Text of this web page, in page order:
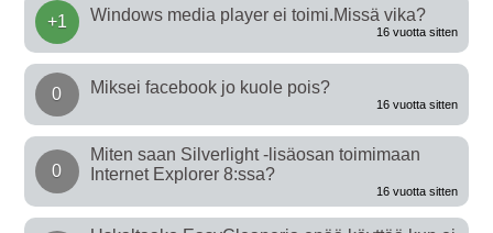
+1 Windows media player ei toimi.Missä vika?
16 vuotta sitten
0 Miksei facebook jo kuole pois?
16 vuotta sitten
0
Miten saan Silverlight -lisäosan toimimaan
Internet Explorer 8:ssa?
16 vuotta sitten